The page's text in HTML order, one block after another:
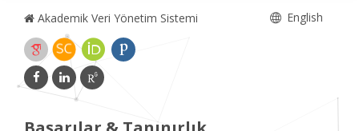
Akademik Veri Yönetim Sistemi English